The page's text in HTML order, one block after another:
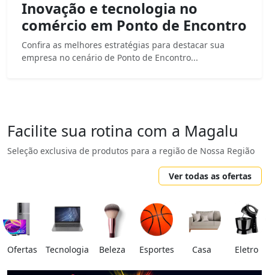
Inovação e tecnologia no
comércio em Ponto de Encontro
Confira as melhores estratégias para destacar sua
empresa no cenário de Ponto de Encontro...
Facilite sua rotina com a Magalu
Seleção exclusiva de produtos para a região de Nossa Região
Ver todas as ofertas
Ofertas Tecnologia Beleza Esportes Casa Eletro